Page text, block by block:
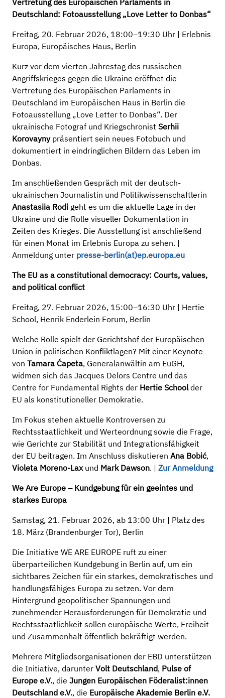
Vertretung des Europäischen Parlaments in
Deutschland: Fotoausstellung „Love Letter to Donbas“
Freitag, 20. Februar 2026, 18:00–19:30 Uhr | Erlebnis
Europa, Europäisches Haus, Berlin
Kurz vor dem vierten Jahrestag des russischen
Angriffskrieges gegen die Ukraine eröffnet die
Vertretung des Europäischen Parlaments in
Deutschland im Europäischen Haus in Berlin die
Fotoausstellung „Love Letter to Donbas“. Der
ukrainische Fotograf und Kriegschronist Serhii
Korovaynypräsentiert sein neues Fotobuch und
dokumentiert in eindringlichen Bildern das Leben im
Donbas.
Im anschließenden Gespräch mit der deutsch-
ukrainischen Journalistin und Politikwissenschaftlerin
Anastasiia Rodi geht es um die aktuelle Lage in der
Ukraine und die Rolle visueller Dokumentation in
Zeiten des Krieges. Die Ausstellung ist anschließend
für einen Monat im Erlebnis Europa zu sehen. |
Anmeldung unter presse-berlin(at)ep.europa.eu
The EU as a constitutional democracy: Courts, values,
and political conflict
Freitag, 27. Februar 2026, 15:00–16:30 Uhr | Hertie
School, Henrik Enderlein Forum, Berlin
Welche Rolle spielt der Gerichtshof der Europäischen
Union in politischen Konfliktlagen? Mit einer Keynote
von Tamara Ćapeta, Generalanwältin am EuGH,
widmen sich das Jacques Delors Centre und das
Centre for Fundamental Rights der Hertie Schoolder
EU als konstitutioneller Demokratie.
Im Fokus stehen aktuelle Kontroversen zu
Rechtsstaatlichkeit und Werteordnung sowie die Frage,
wie Gerichte zur Stabilität und Integrationsfähigkeit
der EU beitragen. Im Anschluss diskutieren Ana Bobić,
Violeta Moreno-Laxund Mark Dawson. | Zur Anmeldung
We Are Europe – Kundgebung für ein geeintes und
starkes Europa
Samstag, 21. Februar 2026, ab 13:00 Uhr | Platz des
18. März (Brandenburger Tor), Berlin
Die Initiative WE ARE EUROPE ruft zu einer
überparteilichen Kundgebung in Berlin auf, um ein
sichtbares Zeichen für ein starkes, demokratisches und
handlungsfähiges Europa zu setzen. Vor dem
Hintergrund geopolitischer Spannungen und
zunehmender Herausforderungen für Demokratie und
Rechtsstaatlichkeit sollen europäische Werte, Freiheit
und Zusammenhalt öffentlich bekräftigt werden.
Mehrere Mitgliedsorganisationen der EBD unterstützen
die Initiative, darunter Volt Deutschland, Pulse of
Europe e.V., die Jungen Europäischen Föderalist:innen
Deutschland e.V., die Europäische Akademie Berlin e.V.